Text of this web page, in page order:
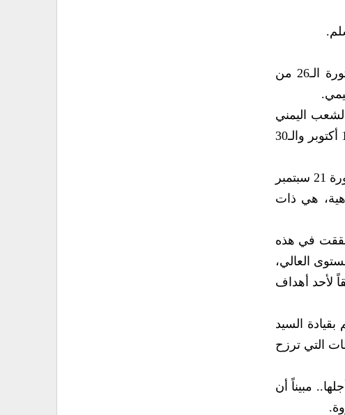
من جانبها نظّمت حكومة الإنقاذ الوطني، أمس، في صنعاء فعالية خطابية وفنية بمناسبة العيد الـ60 لثورة الـ26 من
اليمني
بالعيد الثامن لثورة 21 سبتمبر التصحيحية، والعيد الـ60 لثورة الـ26 من سبتمبر أم الثورات اليمنية، وثورة 14 أكتوبر والـ30
وقال: “ما أشبه الليلة بالبارحة، ثماني سنوات حوربت ثورة 26 من سبتمبر، وأيضاً ثماني سنوات تُحارب ثورة 21 سبتمبر
هي ذات
تحققت في هذه
العالي،
لأحد أهداف
السيد
وتحرير كافة المحافظات التي ترزح
مبيناً أن